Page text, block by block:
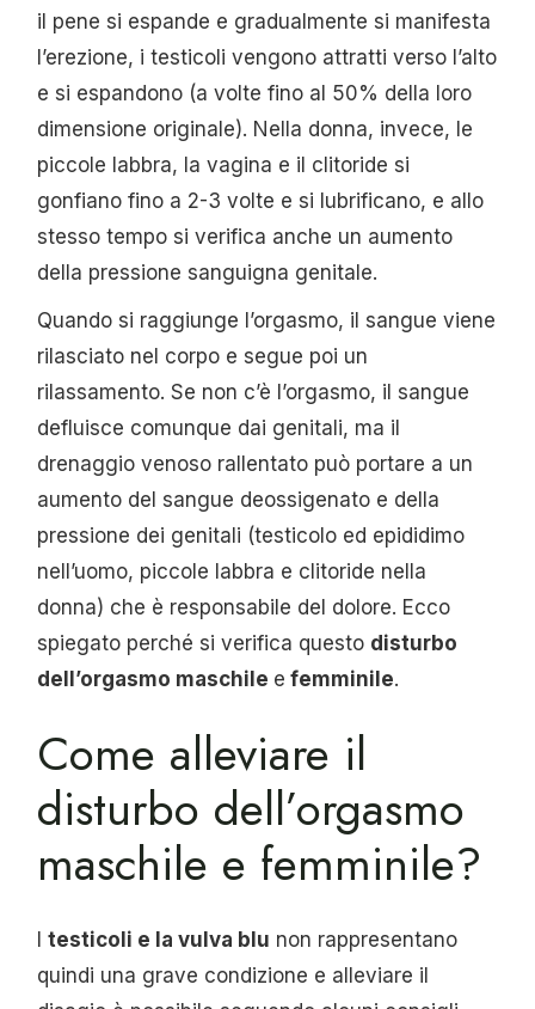
il pene si espande e gradualmente si manifesta
l’erezione, i testicoli vengono attratti verso l’alto
e si espandono (a volte fino al 50% della loro
dimensione originale). Nella donna, invece, le
piccole labbra, la vagina e il clitoride si
gonfiano fino a 2-3 volte e si lubrificano, e allo
stesso tempo si verifica anche un aumento
della pressione sanguigna genitale.
Quando si raggiunge l’orgasmo, il sangue viene
rilasciato nel corpo e segue poi un
rilassamento. Se non c’è l’orgasmo, il sangue
defluisce comunque dai genitali, ma il
drenaggio venoso rallentato può portare a un
aumento del sangue deossigenato e della
pressione dei genitali (testicolo ed epididimo
nell’uomo, piccole labbra e clitoride nella
donna) che è responsabile del dolore. Ecco
spiegato perché si verifica questo disturbo
dell’orgasmo maschile e femminile.
Come alleviare il
disturbo dell’orgasmo
maschile e femminile?
Itesticoli e la vulva blu non rappresentano
quindi una grave condizione e alleviare il